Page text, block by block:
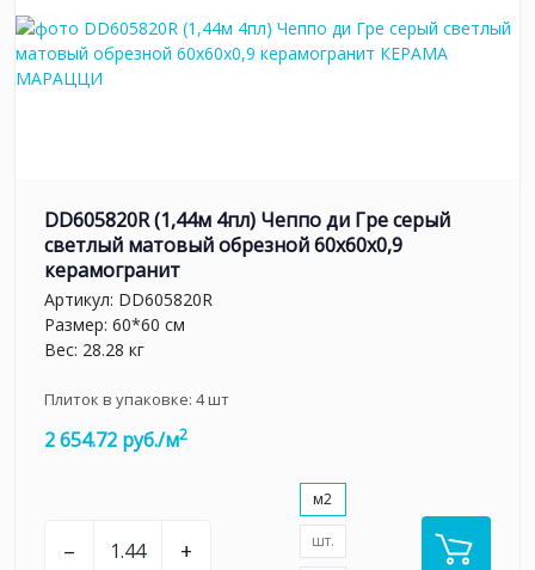
DD605820R (1,44м 4пл) Чеппо ди Гре серый
светлый матовый обрезной 60x60x0,9
керамогранит
Артикул: DD605820R
Размер: 60*60 см
Вес: 28.28 кг
Плиток в упаковке: 4шт
2 654.72 руб./м2
– +
м2
шт.